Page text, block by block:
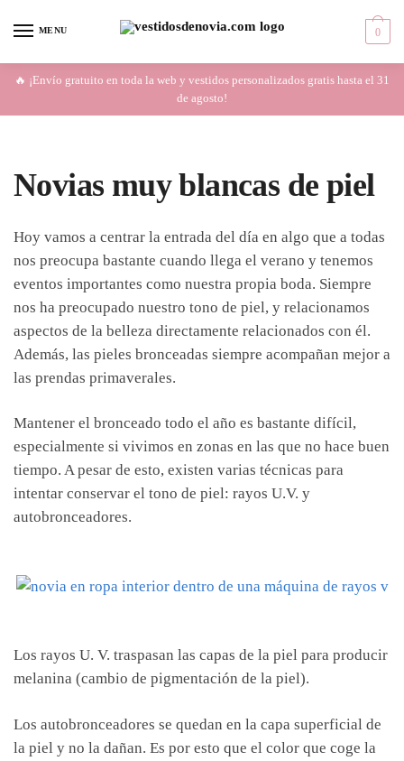
MENU 0
🔥 ¡Envío gratuito en toda la web y vestidos personalizados gratis hasta el 31
de agosto!
Novias muy blancas de piel
Hoy vamos a centrar la entrada del día en algo que a todas
nos preocupa bastante cuando llega el verano y tenemos
eventos importantes como nuestra propia boda. Siempre
nos ha preocupado nuestro tono de piel, y relacionamos
aspectos de la belleza directamente relacionados con él.
Además, las pieles bronceadas siempre acompañan mejor a
las prendas primaverales.
Mantener el bronceado todo el año es bastante difícil,
especialmente si vivimos en zonas en las que no hace buen
tiempo. A pesar de esto, existen varias técnicas para
intentar conservar el tono de piel: rayos U.V. y
autobronceadores.
Los rayos U. V. traspasan las capas de la piel para producir
melanina (cambio de pigmentación de la piel).
Los autobronceadores se quedan en la capa superficial de
la piel y no la dañan. Es por esto que el color que coge la